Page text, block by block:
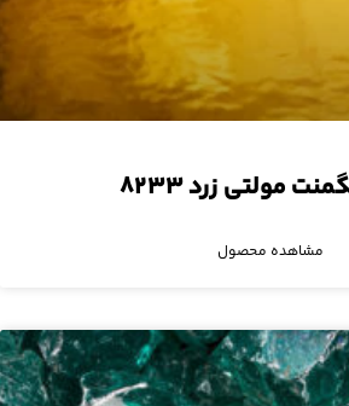
مولتی زرد ۸۲۳۳
مشاهده محصول